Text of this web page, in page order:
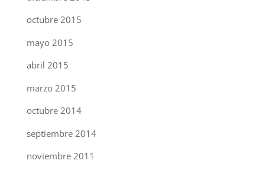
octubre 2015
mayo 2015
abril 2015
marzo 2015
octubre 2014
septiembre 2014
noviembre 2011